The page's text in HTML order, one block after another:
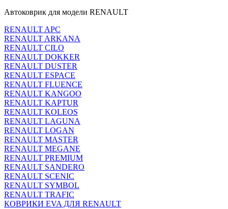
Автоковрик для модели RENAULT
RENAULT APC
RENAULT ARKANA
RENAULT CILO
RENAULT DOKKER
RENAULT DUSTER
RENAULT ESPACE
RENAULT FLUENCE
RENAULT KANGOO
RENAULT KAPTUR
RENAULT KOLEOS
RENAULT LAGUNA
RENAULT LOGAN
RENAULT MASTER
RENAULT MEGANE
RENAULT PREMIUM
RENAULT SANDERO
RENAULT SCENIC
RENAULT SYMBOL
RENAULT TRAFIC
КОВРИКИ EVA ДЛЯ RENAULT